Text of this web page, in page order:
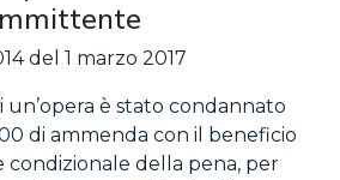
del 1 marzo 2017
è stato condannato
di ammenda con il beneficio
condizionale della pena, per